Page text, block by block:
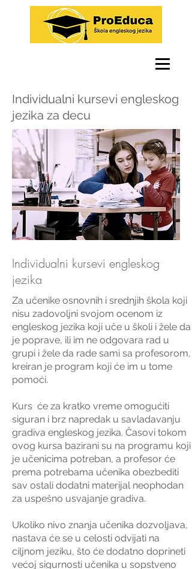
Individualni kursevi engleskog
jezika za decu
Individualni kursevi engleskog
jezika
Za učenike osnovnih i srednjih škola koji
nisu zadovoljni svojom ocenom iz
engleskog jezika koji uče u školi i žele da
je poprave, ili im ne odgovara rad u
grupi i žele da rade sami sa profesorom,
kreiran je program koji će im u tome
pomoći.
Kurs će za kratko vreme omogućiti
siguran i brz napredak u savladavanju
gradiva engleskog jezika. Časovi tokom
ovog kursa bazirani su na programu koji
je učenicima potreban, a profesor će
prema potrebama učenika obezbediti
sav ostali dodatni materijal neophodan
za uspešno usvajanje gradiva.
Ukoliko nivo znanja učenika dozvoljava,
nastava će se u celosti odvijati na
ciljnom jeziku, što će dodatno doprineti
većoj sigurnosti učenika u sopstveno